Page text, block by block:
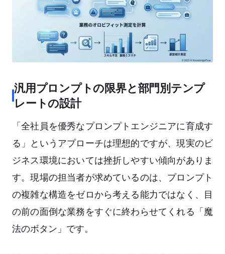
汎用プロンプトの限界と部門別テンプ
レートの設計
「全社員を優秀なプロンプトエンジニアに育成す
る」というアプローチは理想的ですが、現実のビ
ジネス環境においては挫折しやすい傾向がありま
す。現場の担当者が求めているのは、プロンプト
の複雑な構造をゼロから考える能力ではなく、目
の前の面倒な業務をすぐに終わらせてくれる「魔
法のボタン」です。